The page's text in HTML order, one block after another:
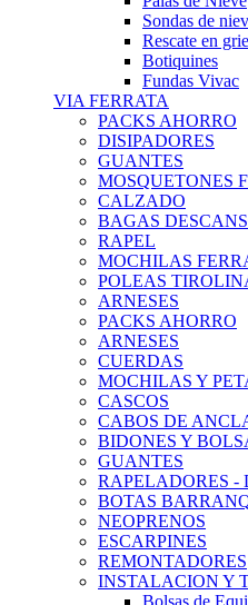
Sondas de
Rescate en
Botiquines
Fundas Vivac
VIA FERRATA
PACKS AHORRO
DISIPADORES
GUANTES
MOSQUETONES
CALZADO
BAGAS
RAPEL
MOCHILAS
POLEAS
ARNESES
PACKS AHORRO
ARNESES
CUERDAS
MOCHILAS Y
CASCOS
CABOS DE
BIDONES Y
GUANTES
RAPELADORES -
BOTAS
NEOPRENOS
ESCARPINES
REMONTADORES
INSTALACION Y
Bolsas de